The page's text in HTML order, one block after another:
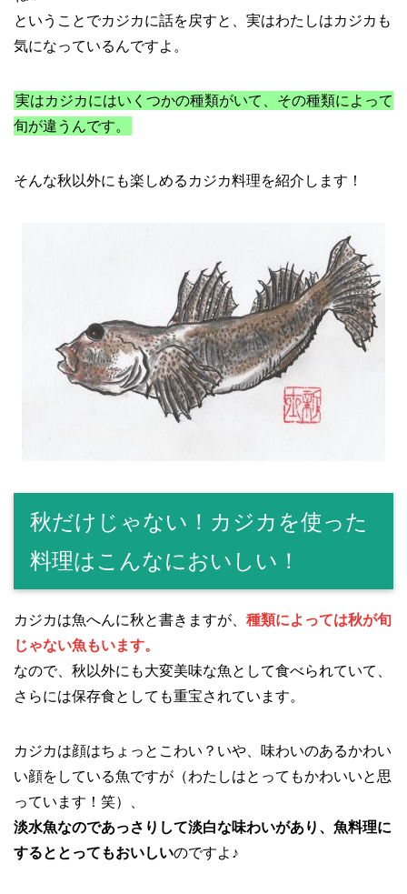
ということでカジカに話を戻すと、実はわたしはカジカも
気になっているんですよ。
実はカジカにはいくつかの種類がいて、その種類によって
旬が違うんです。
そんな秋以外にも楽しめるカジカ料理を紹介します！
秋だけじゃない！カジカを使った
料理はこんなにおいしい！
カジカは魚へんに秋と書きますが、 種類によっては秋が旬
じゃない魚もいます。
なので、秋以外にも大変美味な魚として食べられていて、
さらには保存食としても重宝されています。
カジカは顔はちょっとこわい？いや、味わいのあるかわい
い顔をしている魚ですが（わたしはとってもかわいいと思
っています！笑）、
淡水魚なのであっさりして淡白な味わいがあり、魚料理に
するととってもおいしいのですよ♪